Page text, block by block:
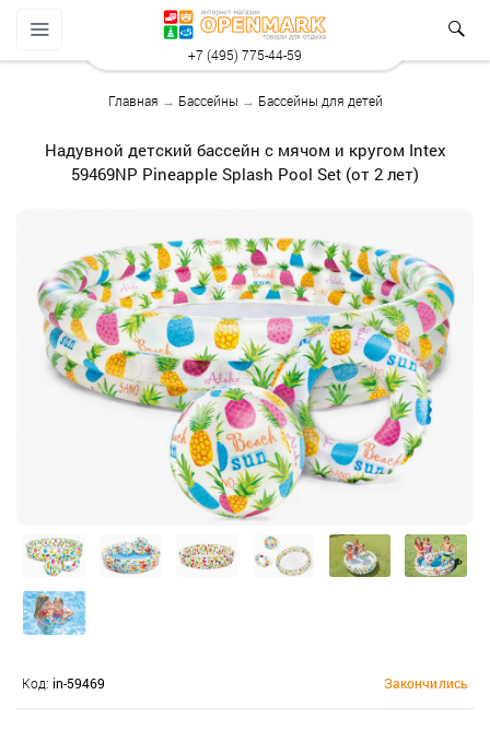
+7 (495) 775-44-59
Главная → Бассейны → Бассейны для детей
Надувной детский бассейн с мячом и кругом Intex
59469NP Pineapple Splash Pool Set (от 2 лет)
Код: in-59469 Закончились